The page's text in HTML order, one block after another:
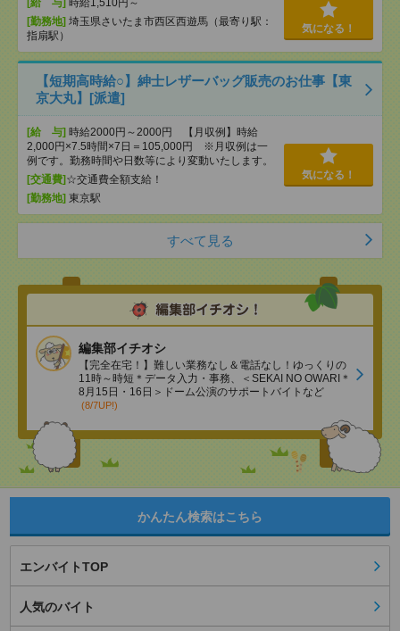
[給 与] 時給1,510円～
[勤務地] 埼玉県さいたま市西区西遊馬（最寄り駅：
指扇駅）
気になる！
【短期高時給○】紳士レザーバッグ販売のお仕事【東
京大丸】[派遣]
[給 与] 時給2000円～2000円 【月収例】時給
2,000円×7.5時間×7日＝105,000円 ※月収例は一
例です。勤務時間や日数等により変動いたします。
[交通費] ☆交通費全額支給！
[勤務地] 東京駅
気になる！
すべて見る
編集部イチオシ
【完全在宅！】難しい業務なし＆電話なし！ゆっくりの
11時～時短＊データ入力・事務、＜SEKAI NO OWARI＊
8月15日・16日＞ドーム公演のサポートバイトなど
(8/7UP!)
かんたん検索はこちら
エンバイトTOP
人気のバイト